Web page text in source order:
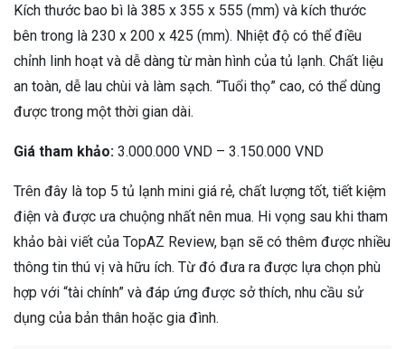
Kích thước bao bì là 385 x 355 x 555 (mm) và kích thước
bên trong là 230 x 200 x 425 (mm). Nhiệt độ có thể điều
chỉnh linh hoạt và dễ dàng từ màn hình của tủ lạnh. Chất liệu
an toàn, dễ lau chùi và làm sạch. “Tuổi thọ” cao, có thể dùng
được trong một thời gian dài.
Giá tham khảo: 3.000.000 VND – 3.150.000 VND
Trên đây là top 5 tủ lạnh mini giá rẻ, chất lượng tốt, tiết kiệm
điện và được ưa chuộng nhất nên mua. Hi vọng sau khi tham
khảo bài viết của TopAZ Review, bạn sẽ có thêm được nhiều
thông tin thú vị và hữu ích. Từ đó đưa ra được lựa chọn phù
hợp với “tài chính” và đáp ứng được sở thích, nhu cầu sử
dụng của bản thân hoặc gia đình.